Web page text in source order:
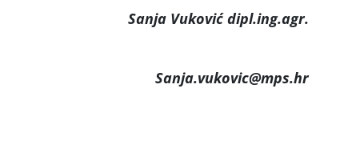
Sanja Vuković dipl.ing.agr.
Sanja.vukovic@mps.hr